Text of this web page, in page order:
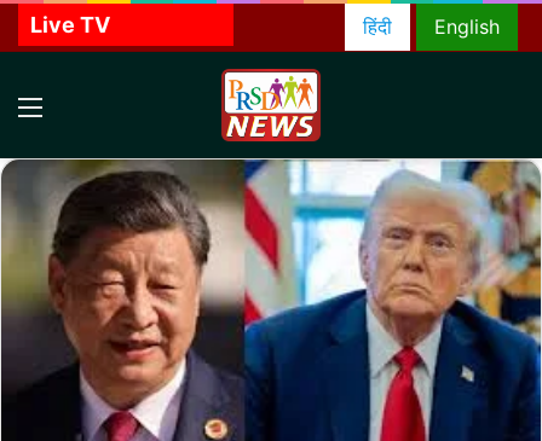
Live TV English
हिंदी